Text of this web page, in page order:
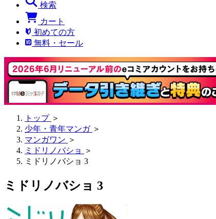
検索
カート
初めての方
無料・セール
トップ ＞
少年・青年マンガ ＞
マンガワン ＞
ミドリノバショ
＞
ミドリノバショ 3
ミドリノバショ 3